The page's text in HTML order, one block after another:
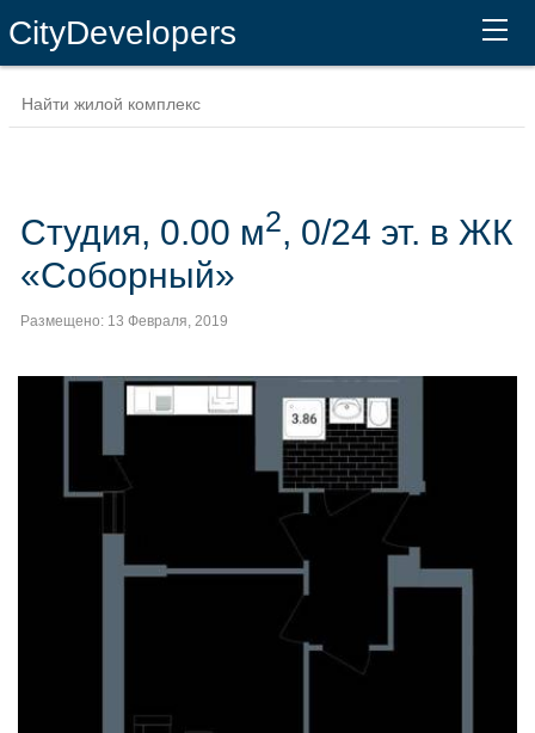
CityDevelopers
Студия, 0.00 м2, 0/24 эт. в ЖК
«Соборный»
Размещено: 13 Февраля, 2019